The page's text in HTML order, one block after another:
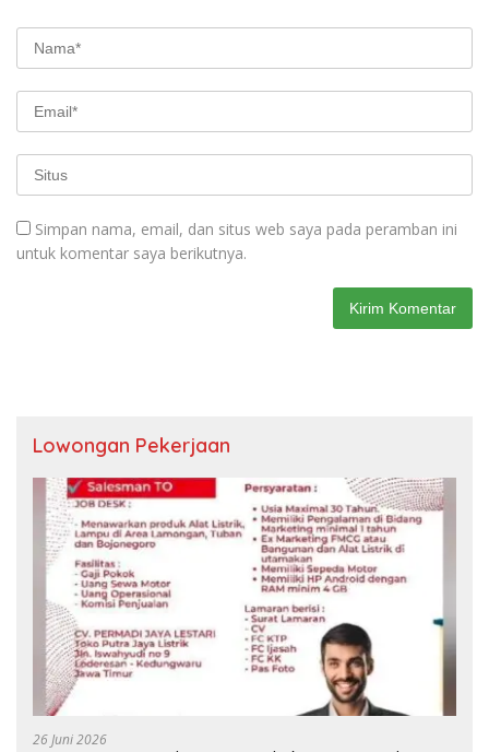
Simpan nama, email, dan situs web saya pada peramban ini
untuk komentar saya berikutnya.
Lowongan Pekerjaan
26 Juni 2026